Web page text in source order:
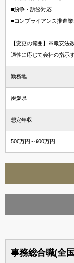
弁理士
資格希望勤務地
＋ 追加・変
年収
■紛争・訴訟対応
■コンプライアンス推進業
【変更の範囲】※職安法
適性に応じて会社の指示
勤務地
愛媛県
想定年収
500万円～600万円
事務総合職(全